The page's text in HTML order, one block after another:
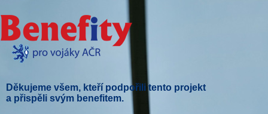
Děkujeme všem, kteří podpořili tento projekt
a přispěli svým benefitem.